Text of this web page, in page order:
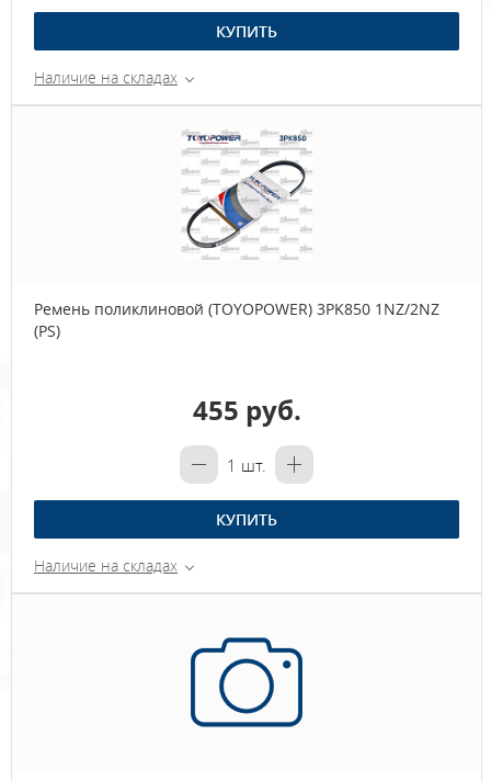
КУПИТЬ
Наличие на складах
Ремень поликлиновой (TOYOPOWER) 3PK850 1NZ/2NZ
(PS)
455 руб.
1 шт.
КУПИТЬ
Наличие на складах